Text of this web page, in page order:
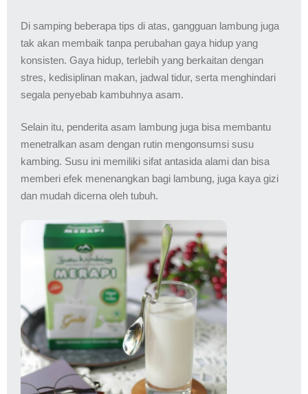
Di samping beberapa tips di atas, gangguan lambung juga
tak akan membaik tanpa perubahan gaya hidup yang
konsisten. Gaya hidup, terlebih yang berkaitan dengan
stres, kedisiplinan makan, jadwal tidur, serta menghindari
segala penyebab kambuhnya asam.
Selain itu, penderita asam lambung juga bisa membantu
menetralkan asam dengan rutin mengonsumsi susu
kambing. Susu ini memiliki sifat antasida alami dan bisa
memberi efek menenangkan bagi lambung, juga kaya gizi
dan mudah dicerna oleh tubuh.